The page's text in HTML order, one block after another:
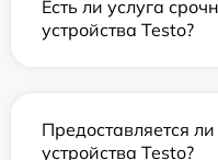
Есть ли услуга
устройства Testo?
Предоставляется
устройства Testo?